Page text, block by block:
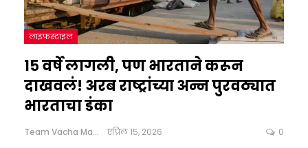
लाइफस्टाइल
१५ वर्षे लागली, पण भारताने करून
दाखवलं! अरब राष्ट्रांच्या अन्न पुरवठ्यात
भारताचा डंका
Team Vacha Marathi एप्रिल 15, 2026 0